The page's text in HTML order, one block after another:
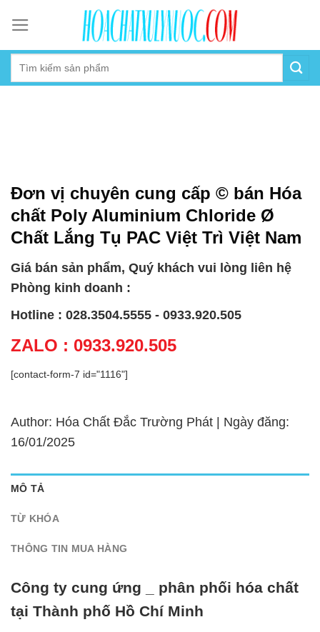
content
Đơn vị chuyên cung cấp © bán Hóa
chất Poly Aluminium Chloride Ø
Chất Lắng Tụ PAC Việt Trì Việt Nam
Giá bán sản phẩm, Quý khách vui lòng liên hệ
Phòng kinh doanh :
Hotline : 028.3504.5555 - 0933.920.505
ZALO : 0933.920.505
[contact-form-7 id="1116"]
Author: Hóa Chất Đắc Trường Phát | Ngày đăng:
16/01/2025
MÔ TẢ
TỪ KHÓA
THÔNG TIN MUA HÀNG
Công ty cung ứng _ phân phối hóa chất
tại Thành phố Hồ Chí Minh